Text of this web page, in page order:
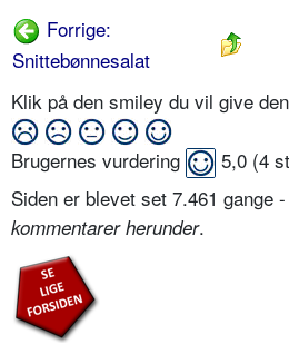
Forrige:
Snittebønnesalat
Klik på den smiley du vil give
Brugernes vurdering 5,0 (4
Siden er blevet set 7.461 gange -
kommentarer herunder.